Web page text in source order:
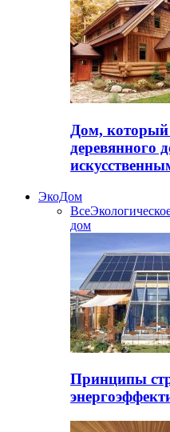
Дом,
деревянного
ЭкоДом
Все
дом
Принципы